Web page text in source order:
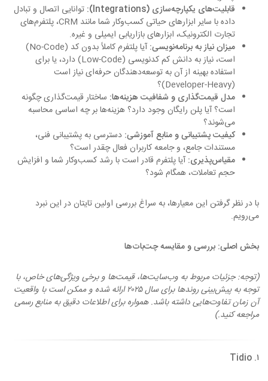
قابلیت‌های یکپارچه‌سازی (Integrations):
توانایی اتصال و تبادل
داده با سایر ابزارهای حیاتی کسب‌وکار شما مانند CRM، پلتفرم‌های
تجارت الکترونیک، ابزارهای بازاریابی ایمیلی و غیره.
میزان نیاز به برنامه‌نویسی:
آیا پلتفرم کاملاً بدون کد (No-Code)
است، نیاز به دانش کم کدنویسی (Low-Code) دارد، یا برای
استفاده بهینه از آن به توسعه‌دهندگان حرفه‌ای نیاز است
(Developer-Heavy)؟
مدل قیمت‌گذاری و شفافیت هزینه‌ها: ساختار قیمت‌گذاری چگونه
است؟ آیا پلن رایگان وجود دارد؟ هزینه‌ها بر چه اساسی محاسبه
می‌شوند؟
کیفیت پشتیبانی و منابع آموزشی: دسترسی به پشتیبانی فنی،
مستندات جامع، و جامعه کاربران فعال چقدر است؟
مقیاس‌پذیری: آیا پلتفرم قادر است با رشد کسب‌وکار شما و افزایش
حجم تعاملات، همگام شود؟
با در نظر گرفتن این معیارها، به سراغ بررسی اولین تایتان در این نبرد
می‌رویم.
بخش اصلی: بررسی و مقایسه چت‌بات‌ها
(توجه: جزئیات مربوط به وب‌سایت‌ها، قیمت‌ها و برخی ویژگی‌های خاص، با
توجه به پیش‌بینی روندها برای سال ۲۰۲۵ ارائه شده و ممکن است با واقعیت
آن زمان تفاوت‌هایی داشته باشد. همواره برای اطلاعات دقیق به منابع رسمی
مراجعه کنید.)
۱. Tidio